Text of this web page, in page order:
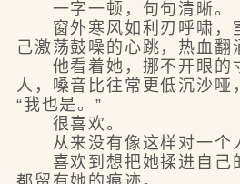
一字一顿，句句清晰。
窗外寒风如利刃呼啸，
己激荡鼓噪的心跳，热血翻
他看着她，挪不开眼的
人，嗓音比往常更低沉沙哑
“我也是。”
很喜欢。
从来没有像这样对一个
喜欢到想把她揉进自己